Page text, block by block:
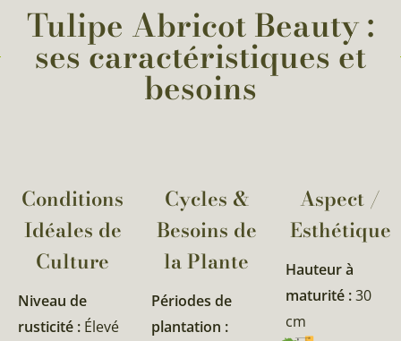
Tulipe Abricot Beauty :
ses caractéristiques et
besoins
Conditions
Idéales de
Culture
Niveau de
rusticité : Élevé
Cycles &
Besoins de
la Plante​
Périodes de
plantation :
Aspect /
Esthétique
Hauteur à
maturité :30
cm